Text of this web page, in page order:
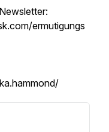
ermutigungs